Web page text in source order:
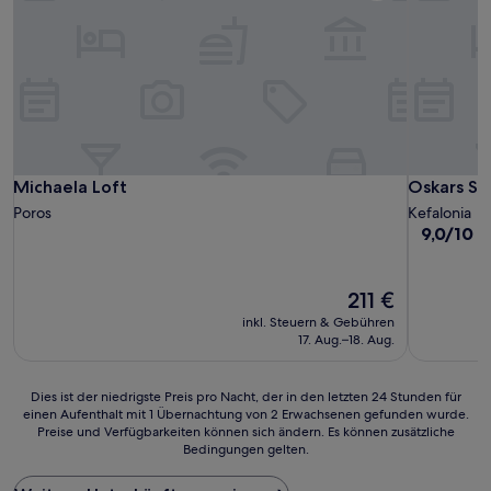
Michaela Loft
Michaela Loft
Poros
Der
Preis
beträgt
211 €
inkl. Steuern & Gebühren
17. Aug.–18. Aug.
Oskars
Oskars
Kefalonia
9.0
9,0/10
Dies
ist
Preis
Dies ist der niedrigste Preis pro Nacht, der in den letzten 24 Stunden für
einen Aufenthalt mit 1 Übernachtung von 2 Erwachsenen gefunden wurde.
Preise und Verfügbarkeiten können sich ändern. Es können zusätzliche
Bedingungen gelten.